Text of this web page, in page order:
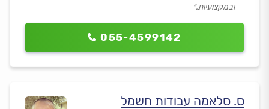
055-4599142
ובמקצועיות.״
ס. סלאמה עבודות חשמל